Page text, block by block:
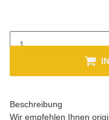
Beschreibung
Wir empfehlen Ihnen